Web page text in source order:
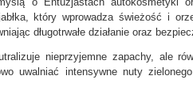
który wprowadza świeżość i
długotrwałe działanie oraz
nieprzyjemne zapachy, ale
uwalniać intensywne nuty